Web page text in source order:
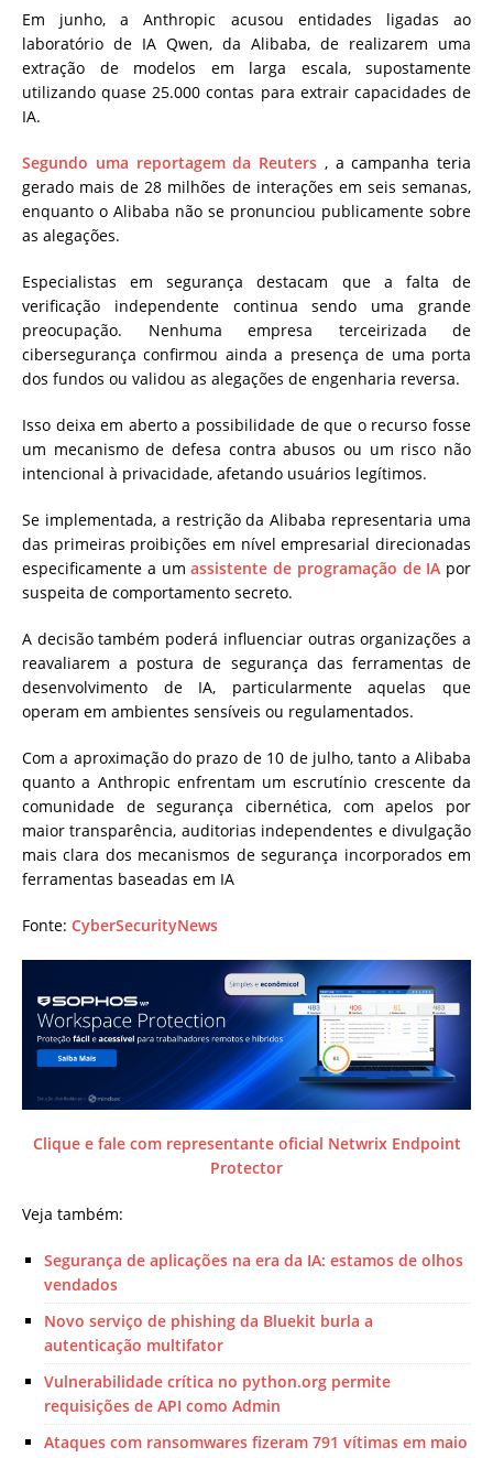
Em junho, a Anthropic acusou entidades ligadas ao
laboratório de IA Qwen, da Alibaba, de realizarem uma
extração de modelos em larga escala, supostamente
utilizando quase 25.000 contas para extrair capacidades de
IA.
Segundo uma reportagem da Reuters , a campanha teria
gerado mais de 28 milhões de interações em seis semanas,
enquanto o Alibaba não se pronunciou publicamente sobre
as alegações.
Especialistas em segurança destacam que a falta de
verificação independente continua sendo uma grande
preocupação. Nenhuma empresa terceirizada de
cibersegurança confirmou ainda a presença de uma porta
dos fundos ou validou as alegações de engenharia reversa.
Isso deixa em aberto a possibilidade de que o recurso fosse
um mecanismo de defesa contra abusos ou um risco não
intencional à privacidade, afetando usuários legítimos.
Se implementada, a restrição da Alibaba representaria uma
das primeiras proibições em nível empresarial direcionadas
especificamente a umassistente de programação de IA por
suspeita de comportamento secreto.
A decisão também poderá influenciar outras organizações a
reavaliarem a postura de segurança das ferramentas de
desenvolvimento de IA, particularmente aquelas que
operam em ambientes sensíveis ou regulamentados.
Com a aproximação do prazo de 10 de julho, tanto a Alibaba
quanto a Anthropic enfrentam um escrutínio crescente da
comunidade de segurança cibernética, com apelos por
maior transparência, auditorias independentes e divulgação
mais clara dos mecanismos de segurança incorporados em
ferramentas baseadas em IA
Fonte: CyberSecurityNews
Clique e fale com representante oficial Netwrix Endpoint
Protector
Veja também:
Segurança de aplicações na era da IA: estamos de olhos
vendados
Novo serviço de phishing da Bluekit burla a
autenticação multifator
Vulnerabilidade crítica no python.org permite
requisições de API como Admin
Ataques com ransomwares fizeram 791 vítimas em maio